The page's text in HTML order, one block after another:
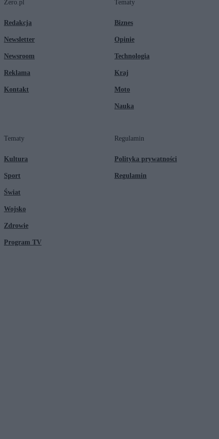
Zero.pl
Redakcja
Newsletter
Newsroom
Reklama
Kontakt
Tematy
Biznes
Opinie
Technologia
Kraj
Moto
Nauka
Tematy
Kultura
Sport
Świat
Wojsko
Zdrowie
Program TV
Regulamin
Polityka prywatności
Regulamin